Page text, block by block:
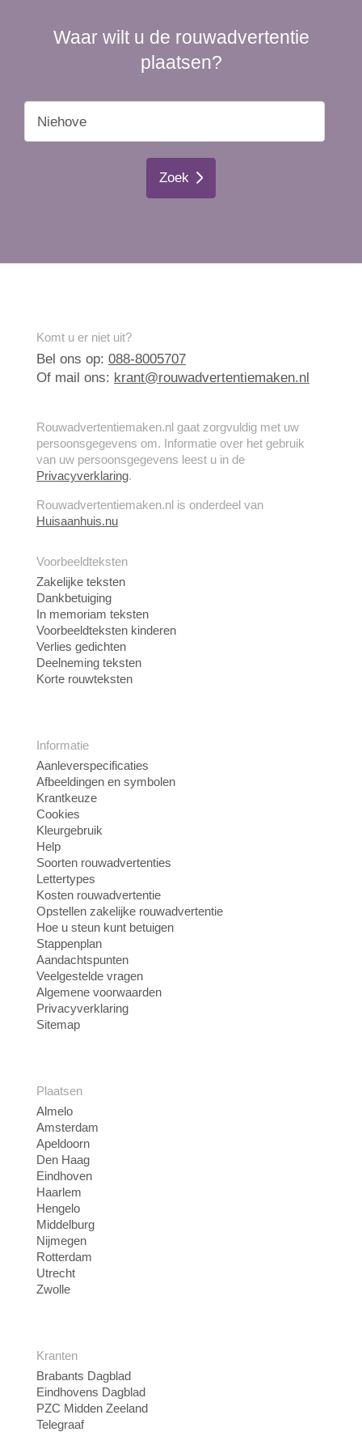
Waar wilt u de rouwadvertentie
plaatsen?
Zoek
Komt u er niet uit?
Bel ons op: 088-8005707
Of mail ons: krant@rouwadvertentiemaken.nl
Rouwadvertentiemaken.nl gaat zorgvuldig met uw
persoonsgegevens om. Informatie over het gebruik
van uw persoonsgegevens leest u in de
Privacyverklaring.
Rouwadvertentiemaken.nl is onderdeel van
Huisaanhuis.nu
Voorbeeldteksten
Zakelijke teksten
Dankbetuiging
In memoriam teksten
Voorbeeldteksten kinderen
Verlies gedichten
Deelneming teksten
Korte rouwteksten
Informatie
Aanleverspecificaties
Afbeeldingen en symbolen
Krantkeuze
Cookies
Kleurgebruik
Help
Soorten rouwadvertenties
Lettertypes
Kosten rouwadvertentie
Opstellen zakelijke rouwadvertentie
Hoe u steun kunt betuigen
Stappenplan
Aandachtspunten
Veelgestelde vragen
Algemene voorwaarden
Privacyverklaring
Sitemap
Plaatsen
Almelo
Amsterdam
Apeldoorn
Den Haag
Eindhoven
Haarlem
Hengelo
Middelburg
Nijmegen
Rotterdam
Utrecht
Zwolle
Kranten
Brabants Dagblad
Eindhovens Dagblad
PZC Midden Zeeland
Telegraaf